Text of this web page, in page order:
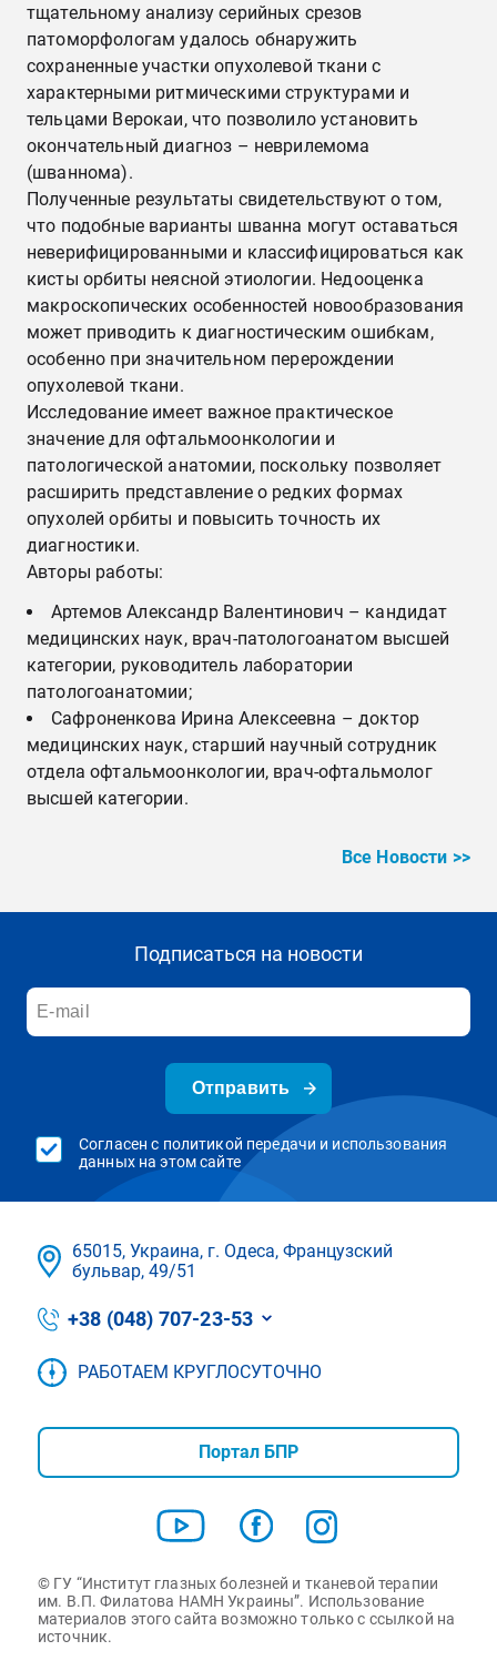
тщательному анализу серийных срезов
патоморфологам удалось обнаружить
сохраненные участки опухолевой ткани с
характерными ритмическими структурами и
тельцами Верокаи, что позволило установить
окончательный диагноз – неврилемома
(шваннома).
Полученные результаты свидетельствуют о том,
что подобные варианты шванна могут оставаться
неверифицированными и классифицироваться как
кисты орбиты неясной этиологии. Недооценка
макроскопических особенностей новообразования
может приводить к диагностическим ошибкам,
особенно при значительном перерождении
опухолевой ткани.
Исследование имеет важное практическое
значение для офтальмоонкологии и
патологической анатомии, поскольку позволяет
расширить представление о редких формах
опухолей орбиты и повысить точность их
диагностики.
Авторы работы:
Артемов Александр Валентинович – кандидат
медицинских наук, врач-патологоанатом высшей
категории, руководитель лаборатории
патологоанатомии;
Сафроненкова Ирина Алексеевна – доктор
медицинских наук, старший научный сотрудник
отдела офтальмоонкологии, врач-офтальмолог
высшей категории.
Все Новости >>
Подписаться на новости
Отправить
Согласен с политикой передачи и использования
данных на этом сайте
65015, Украина, г. Одеса, Французский
бульвар, 49/51
+38 (048) 707-23-53
РАБОТАЕМ КРУГЛОСУТОЧНО
Портал БПР
© ГУ “Институт глазных болезней и тканевой терапии
им. В.П. Филатова НАМН Украины”. Использование
материалов этого сайта возможно только с ссылкой на
источник.